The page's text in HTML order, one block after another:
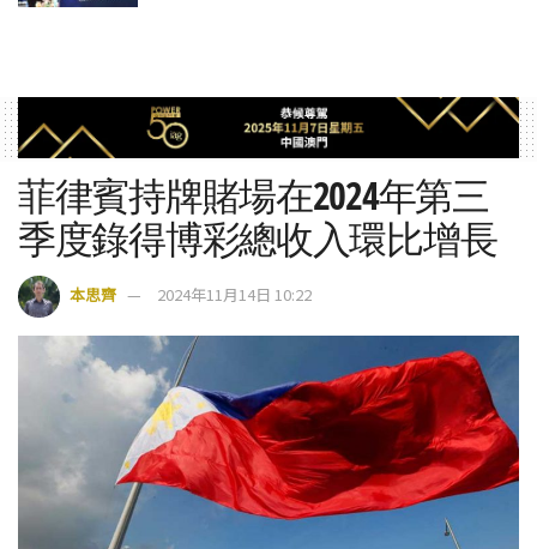
菲律賓持牌賭場在2024年第三
季度錄得博彩總收入環比增長
本思齊 2024年11月14日 10:22